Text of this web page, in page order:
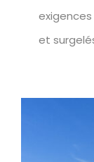
et